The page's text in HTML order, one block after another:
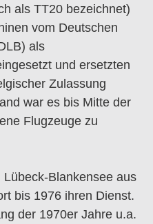
als TT20 bezeichnet)
vom Deutschen
als
und ersetzten
Zulassung
war es bis Mitte der
Flugzeuge zu
Blankensee aus
bis 1976 ihren Dienst.
der 1970er Jahre u.a.